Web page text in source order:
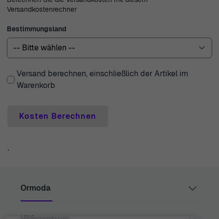
Ihnen eine umfangreiche Kollektion von Luxusuhren und
sind.
Versandkostenrechner
Bestimmungsland
Versand berechnen, einschließlich der Artikel im
Warenkorb
Kosten Berechnen
`
Ormoda